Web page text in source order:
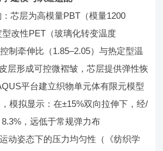
芯层为高模量PBT（模量1200
改性PET（玻璃化转变温度
制牵伸比（1.85–2.05）与热定型温
层形成可控微褶皱，芯层提供弹性恢
平台建立织物单元体有限元模型
，模拟显示：在±15%双向拉伸下，经/
，远低于常规弹力布
动姿态下的压力均匀性（《纺织学